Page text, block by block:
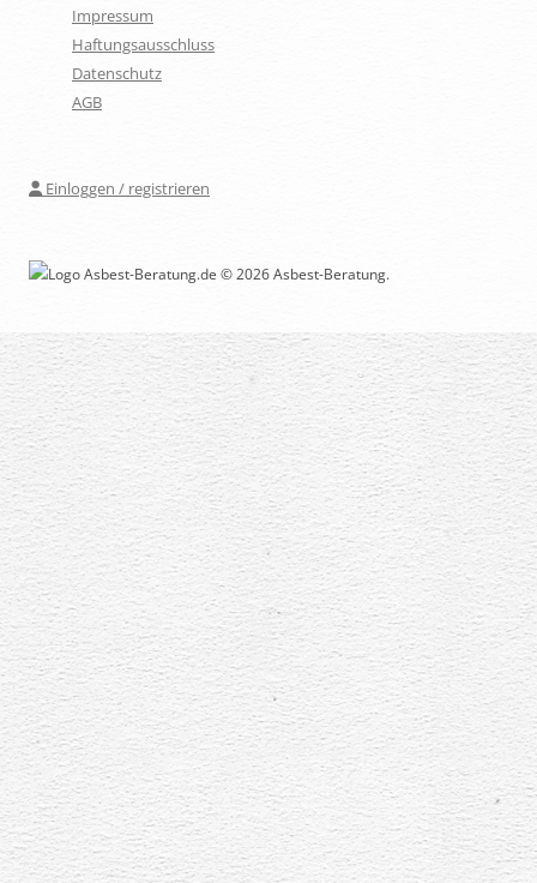
Impressum
Haftungsausschluss
Datenschutz
AGB
Einloggen / registrieren
© 2026 Asbest-Beratung.